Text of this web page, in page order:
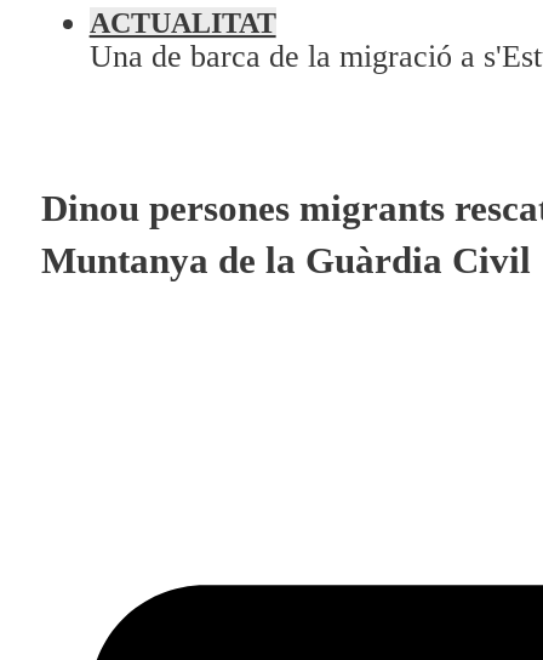
Qui som?
Fes-te'n soci!
Una de barca de la migració a
ACTUALITAT
Dinou persones migrants
Muntanya de la Guàrdia Civil